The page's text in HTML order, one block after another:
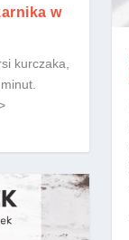
w
kurczaka,